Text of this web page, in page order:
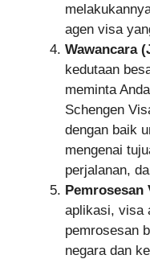
agen visa
Wawancara
kedutaan
meminta
Schengen
dengan baik
mengenai
perjalanan,
Pemrosesan
aplikasi, visa
pemrosesan
negara dan